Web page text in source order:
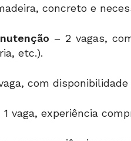
concreto e
– 2 vagas,
etc.).
com disponibilidade
1 vaga, experiência